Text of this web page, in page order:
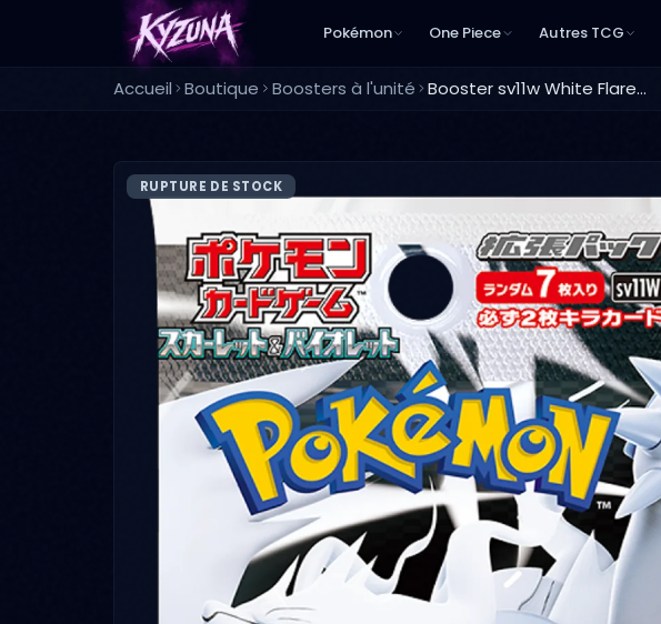
Pokémon One Piece Autres TCG
Accueil Boutique Boosters à l'unité Booster sv11w White Flare JAP
RUPTURE DE STOCK